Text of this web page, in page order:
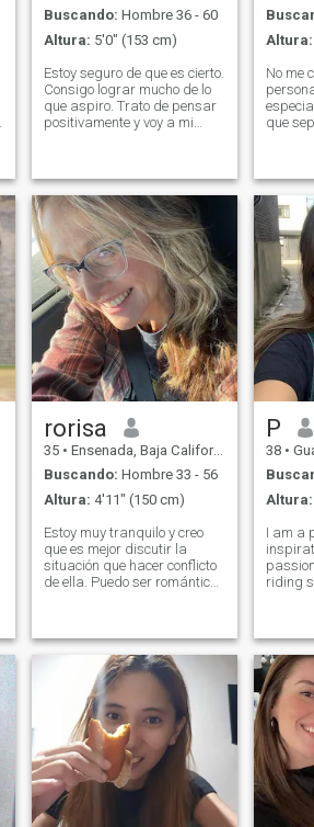
Buscando: Hombre 36 - 60
Altura: 5'0" (153 cm)
Estoy seguro de que es cierto.
Consigo lograr mucho de lo
que aspiro. Trato de pensar
positivamente y voy a mi
en situaciones de conflicto.
Me gusta pasar tiempo
leyendo, o para cocinar
algún tipo de obra maestra
culinaria.
Altura:
No me
que
capaz
misma
buena
pueden
todos
sano
rorisa
35 • Ensenada, Baja California, México
Buscando: Hombre 33 - 56
Altura: 4'11" (150 cm)
Estoy muy tranquilo y creo
que es mejor discutir la
situación que hacer conflicto
de ella. Puedo ser romántica
como la honestidad, el
respeto, el tacto, la
naturaleza romántica, la
pasión, la pasión, la cultura,
la cultura, la naturaleza.
deseo compartir con otra
persona sentimiento,
compasión, comprensión,
siempre positivo y curioso en
el mundo que me rodea.
P
38 •
Altura:
I am a
riding
to feel
and
myself
with
mood,
for
videos: